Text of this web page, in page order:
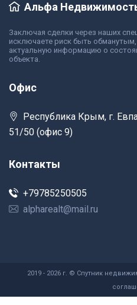
Альфа
Заключая сделки через наших
исключаете риск быть
актуальную информацию о
объекта.
Офис
Республика Крым, г.
51/50 (офис 9)
Контакты
+79785250505
alpharealt@mail.ru
2019 - 2026 г. © Спутник